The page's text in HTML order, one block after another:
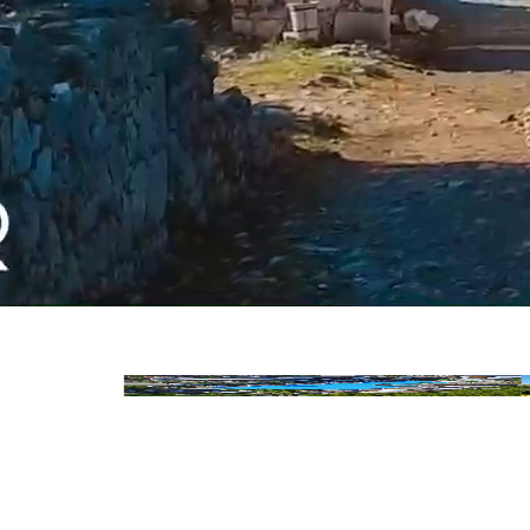
Acanthus Cennet Barut Collection